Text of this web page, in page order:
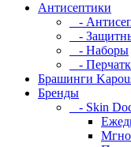
Антисептики
-
-
- Наборы
-
Брашинги
Бренды
- Skin